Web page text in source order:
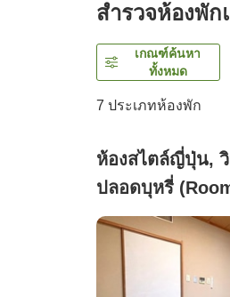
สำรวจห้องพัก
เกณฑ์ค้นหา
ทั้งหมด
7 ประเภทห้องพัก
ห้องสไตล์ญี่ปุ่น, วิ
ปลอดบุหรี่